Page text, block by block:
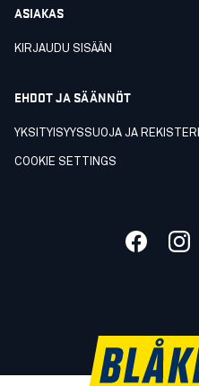
ASIAKAS
KIRJAUDU SISÄÄN
EHDOT JA SÄÄNNÖT
YKSITYISYYSSUOJA JA
COOKIE SETTINGS